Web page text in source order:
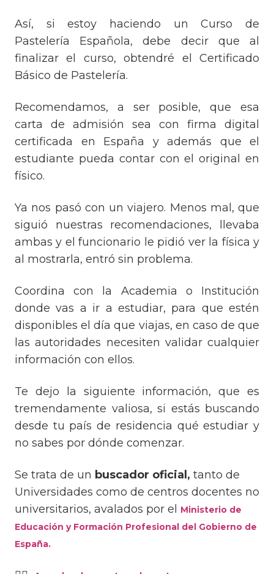
Así, si estoy haciendo un Curso de
Pastelería Española, debe decir que al
finalizar el curso, obtendré el Certificado
Básico de Pastelería.
Recomendamos, a ser posible, que esa
carta de admisión sea con firma digital
certificada en España y además que el
estudiante pueda contar con el original en
físico.
Ya nos pasó con un viajero. Menos mal, que
siguió nuestras recomendaciones, llevaba
ambas y el funcionario le pidió ver la física y
al mostrarla, entró sin problema.
Coordina con la Academia o Institución
donde vas a ir a estudiar, para que estén
disponibles el día que viajas, en caso de que
las autoridades necesiten validar cualquier
información con ellos.
Te dejo la siguiente información, que es
tremendamente valiosa, si estás buscando
desde tu país de residencia qué estudiar y
no sabes por dónde comenzar.
Se trata de un buscador oficial, tanto de
Universidades como de centros docentes no
universitarios, avalados por el
Ministerio de
Educación y Formación Profesional del Gobierno de
España.